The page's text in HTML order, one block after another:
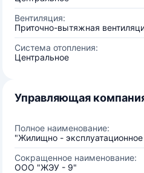
Вентиляция:
Приточно-вытяжная
Система отопления:
Центральное
Управляющая
Полное наименование:
"Жилищно -
Сокращенное наименование:
ООО "ЖЭУ - 9"